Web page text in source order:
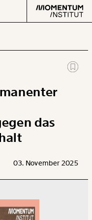
das
03. November 2025